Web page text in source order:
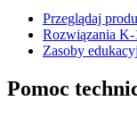
Przeglądaj
Rozwiązania K-
Zasoby
Pomoc